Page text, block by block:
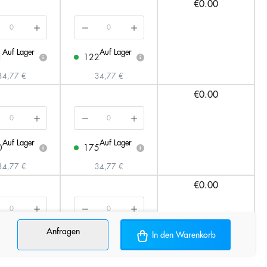
Auf Lager
i
€
122
Auf Lager
i
34,77 €
€0.00
Auf Lager
i
€
175
Auf Lager
i
34,77 €
€0.00
€0.00
Anfragen In den Warenkorb